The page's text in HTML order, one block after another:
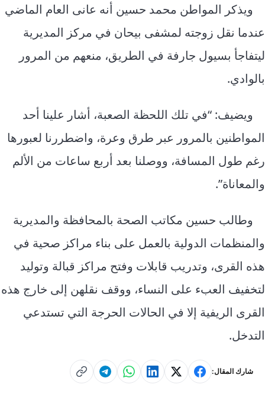
ويذكر المواطن محمد حسين أنه عانى العام الماضي
عندما نقل زوجته لمشفى بيحان في مركز المديرية
ليتفاجأ بسيول جارفة في الطريق، منعهم من المرور
بالوادي.
ويضيف: “في تلك اللحظة الصعبة، أشار علينا أحد
المواطنين بالمرور عبر طرق وعرة، واضطررنا لعبورها
رغم طول المسافة، ووصلنا بعد أربع ساعات من الألم
والمعاناة”.
وطالب حسين مكاتب الصحة بالمحافظة والمديرية
والمنظمات الدولية بالعمل على بناء مراكز صحية في
هذه القرى، وتدريب قابلات وفتح مراكز قبالة وتوليد
لتخفيف العبء على النساء، ووقف نقلهن إلى خارج هذه
القرى الريفية إلا في الحالات الحرجة التي تستدعي
التدخل.
شارك المقال: